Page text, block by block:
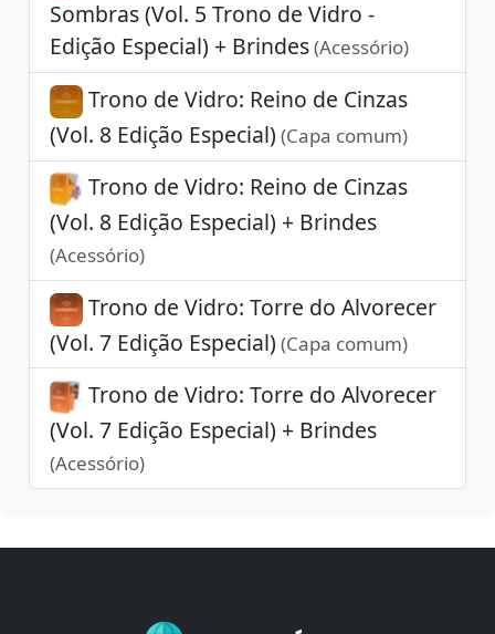
Sombras (Vol. 5 Trono de Vidro -
Edição Especial) + Brindes(Acessório)
Trono de Vidro: Reino de Cinzas
(Vol. 8 Edição Especial) (Capa comum)
Trono de Vidro: Reino de Cinzas
(Vol. 8 Edição Especial) + Brindes
(Acessório)
Trono de Vidro: Torre do Alvorecer
(Vol. 7 Edição Especial) (Capa comum)
Trono de Vidro: Torre do Alvorecer
(Vol. 7 Edição Especial) + Brindes
(Acessório)